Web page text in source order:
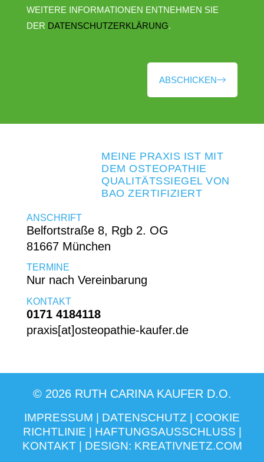
WEITERE INFORMATIONEN ENTNEHMEN SIE
DER DATENSCHUTZERKLÄRUNG.
ABSCHICKEN
MEINE PRAXIS IST MIT
DEM OSTEOPATHIE
QUALITÄTSSIEGEL VON
BAO ZERTIFIZIERT
ANSCHRIFT
Belfortstraße 8, Rgb 2. OG
81667 München
TERMINE
Nur nach Vereinbarung
KONTAKT
0171 4184118
praxis[at]osteopathie-kaufer.de
© 2026 RUTH CARINA KAUFER D.O.
IMPRESSUM DATENSCHUTZ
COOKIE
RICHTLINIE
HAFTUNGSAUSSCHLUSS
KONTAKT| DESIGN: KREATIVNETZ.COM